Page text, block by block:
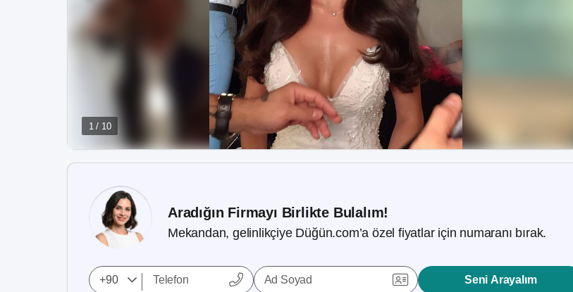
1 / 10
Aradığın Firmayı Birlikte Bulalım!
Mekandan, gelinlikçiye Düğün.com’a özel fiyatlar için numaranı bırak.
Ad Soyad Seni Arayalım